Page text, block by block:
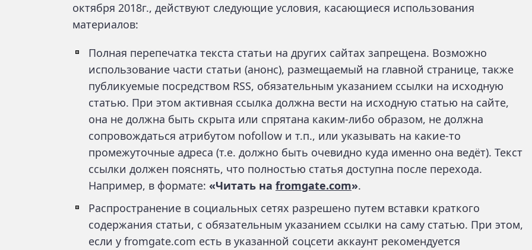
октября 2018г., действуют следующие условия, касающиеся использования
материалов:
Полная перепечатка текста статьи на других сайтах запрещена. Возможно
использование части статьи (анонс), размещаемый на главной странице, также
публикуемые посредством RSS, обязательным указанием ссылки на исходную
статью. При этом активная ссылка должна вести на исходную статью на сайте,
она не должна быть скрыта или спрятана каким-либо образом, не должна
сопровождаться атрибутом nofollow и т.п., или указывать на какие-то
промежуточные адреса (т.е. должно быть очевидно куда именно она ведёт). Текст
ссылки должен пояснять, что полностью статья доступна после перехода.
Например, в формате: «Читать на fromgate.com».
Распространение в социальных сетях разрешено путем вставки краткого
содержания статьи, с обязательным указанием ссылки на саму статью. При этом,
если у fromgate.com есть в указанной соцсети аккаунт рекомендуется